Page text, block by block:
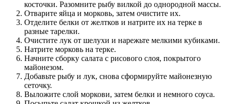
косточки. Разомните рыбу вилкой до однородной массы.
Отварите яйца и морковь, затем очистите их.
Отделите белки от желтков и натрите их на терке в
разные тарелки.
Очистите лук от шелухи и нарежьте мелкими кубиками.
Натрите морковь на терке.
Начните сборку салата с рисового слоя, покрытого
майонезом.
Добавьте рыбу и лук, снова сформируйте майонезную
сеточку.
Выложите слой моркови, затем белки и немного соуса.